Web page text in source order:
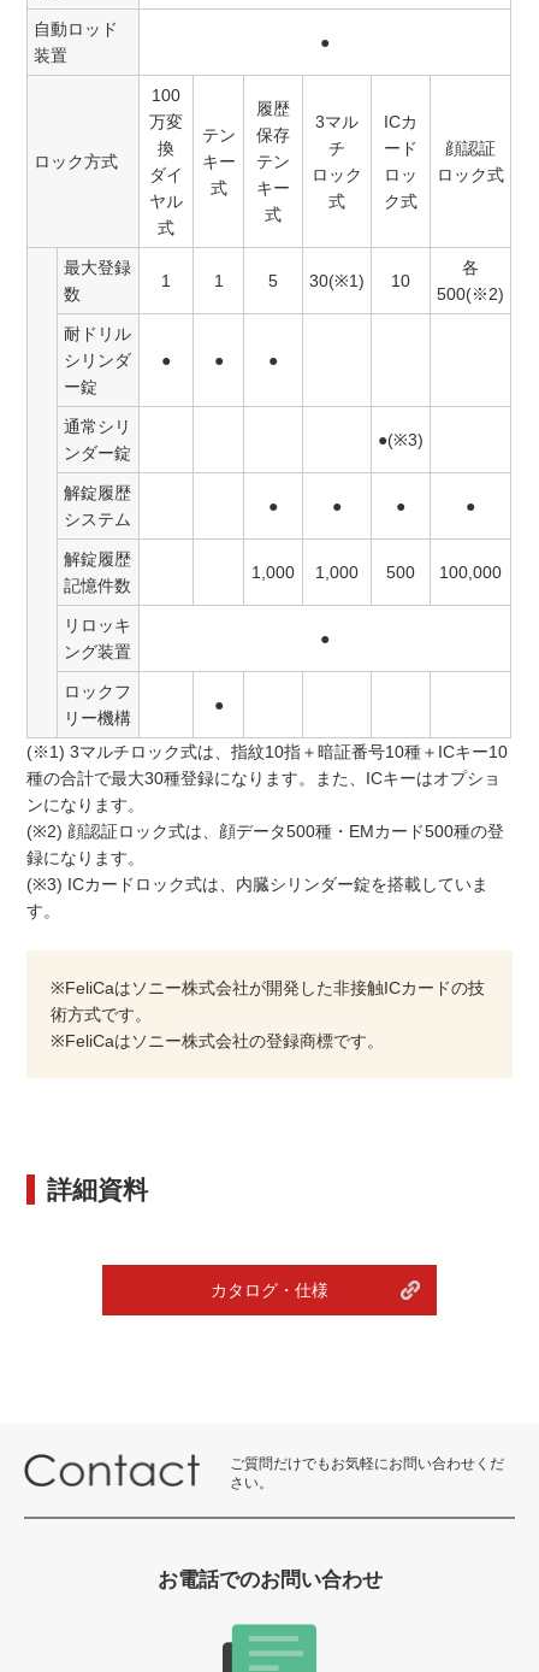
自動ロッド
装置
●
ロック方式
100
万変
換
ダイ
ヤル
式
テン
キー
式
履歴
保存
テン
キー
式
3マル
チ
ロック
式
ICカ
ード
ロッ
ク式
顔認証
ロック式
最大登録
数
1 1 5 30(※1) 10
各
500(※2)
耐ドリル
シリンダ
ー錠
● ● ●
通常シリ
ンダー錠
●(※3)
解錠履歴
システム
● ● ● ●
解錠履歴
記憶件数
1,000 1,000 500 100,000
リロッキ
ング装置
●
ロックフ
リー機構
●
(※1) 3マルチロック式は、指紋10指＋暗証番号10種＋ICキー10
種の合計で最大30種登録になります。また、ICキーはオプショ
ンになります。
(※2) 顔認証ロック式は、顔データ500種・EMカード500種の登
録になります。
(※3) ICカードロック式は、内臓シリンダー錠を搭載していま
す。
※FeliCaはソニー株式会社が開発した非接触ICカードの技
術方式です。
※FeliCaはソニー株式会社の登録商標です。
詳細資料
カタログ・仕様
ご質問だけでもお気軽にお問い合わせくだ
さい。
お電話でのお問い合わせ